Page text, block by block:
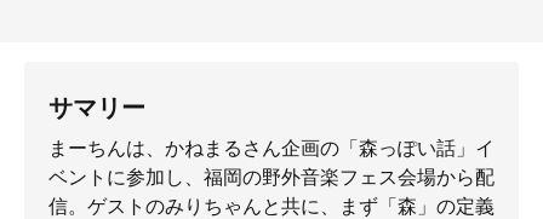
サマリー
まーちんは、かねまるさん企画の「森っぽい話」イ
ベントに参加し、福岡の野外音楽フェス会場から配
信。ゲストのみりちゃんと共に、まず「森」の定義